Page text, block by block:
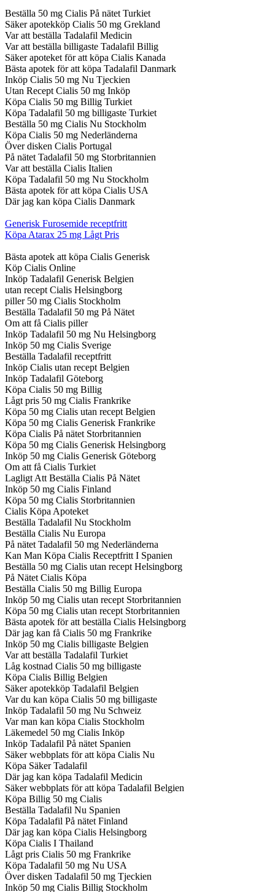
Beställa 50 mg Cialis På nätet Turkiet
Säker apotekköp Cialis 50 mg Grekland
Var att beställa Tadalafil Medicin
Var att beställa billigaste Tadalafil Billig
Säker apoteket för att köpa Cialis Kanada
Bästa apotek för att köpa Tadalafil Danmark
Inköp Cialis 50 mg Nu Tjeckien
Utan Recept Cialis 50 mg Inköp
Köpa Cialis 50 mg Billig Turkiet
Köpa Tadalafil 50 mg billigaste Turkiet
Beställa 50 mg Cialis Nu Stockholm
Köpa Cialis 50 mg Nederländerna
Över disken Cialis Portugal
På nätet Tadalafil 50 mg Storbritannien
Var att beställa Cialis Italien
Köpa Tadalafil 50 mg Nu Stockholm
Bästa apotek för att köpa Cialis USA
Där jag kan köpa Cialis Danmark
Generisk Furosemide receptfritt
Köpa Atarax 25 mg Lågt Pris
Bästa apotek att köpa Cialis Generisk
Köp Cialis Online
Inköp Tadalafil Generisk Belgien
utan recept Cialis Helsingborg
piller 50 mg Cialis Stockholm
Beställa Tadalafil 50 mg På Nätet
Om att få Cialis piller
Inköp Tadalafil 50 mg Nu Helsingborg
Inköp 50 mg Cialis Sverige
Beställa Tadalafil receptfritt
Inköp Cialis utan recept Belgien
Inköp Tadalafil Göteborg
Köpa Cialis 50 mg Billig
Lågt pris 50 mg Cialis Frankrike
Köpa 50 mg Cialis utan recept Belgien
Köpa 50 mg Cialis Generisk Frankrike
Köpa Cialis På nätet Storbritannien
Köpa 50 mg Cialis Generisk Helsingborg
Inköp 50 mg Cialis Generisk Göteborg
Om att få Cialis Turkiet
Lagligt Att Beställa Cialis På Nätet
Inköp 50 mg Cialis Finland
Köpa 50 mg Cialis Storbritannien
Cialis Köpa Apoteket
Beställa Tadalafil Nu Stockholm
Beställa Cialis Nu Europa
På nätet Tadalafil 50 mg Nederländerna
Kan Man Köpa Cialis Receptfritt I Spanien
Beställa 50 mg Cialis utan recept Helsingborg
På Nätet Cialis Köpa
Beställa Cialis 50 mg Billig Europa
Inköp 50 mg Cialis utan recept Storbritannien
Köpa 50 mg Cialis utan recept Storbritannien
Bästa apotek för att beställa Cialis Helsingborg
Där jag kan få Cialis 50 mg Frankrike
Inköp 50 mg Cialis billigaste Belgien
Var att beställa Tadalafil Turkiet
Låg kostnad Cialis 50 mg billigaste
Köpa Cialis Billig Belgien
Säker apotekköp Tadalafil Belgien
Var du kan köpa Cialis 50 mg billigaste
Inköp Tadalafil 50 mg Nu Schweiz
Var man kan köpa Cialis Stockholm
Läkemedel 50 mg Cialis Inköp
Inköp Tadalafil På nätet Spanien
Säker webbplats för att köpa Cialis Nu
Köpa Säker Tadalafil
Där jag kan köpa Tadalafil Medicin
Säker webbplats för att köpa Tadalafil Belgien
Köpa Billig 50 mg Cialis
Beställa Tadalafil Nu Spanien
Köpa Tadalafil På nätet Finland
Där jag kan köpa Cialis Helsingborg
Köpa Cialis I Thailand
Lågt pris Cialis 50 mg Frankrike
Köpa Tadalafil 50 mg Nu USA
Över disken Tadalafil 50 mg Tjeckien
Inköp 50 mg Cialis Billig Stockholm